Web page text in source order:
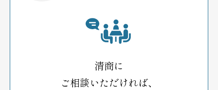
清商に
ご相談いただければ、